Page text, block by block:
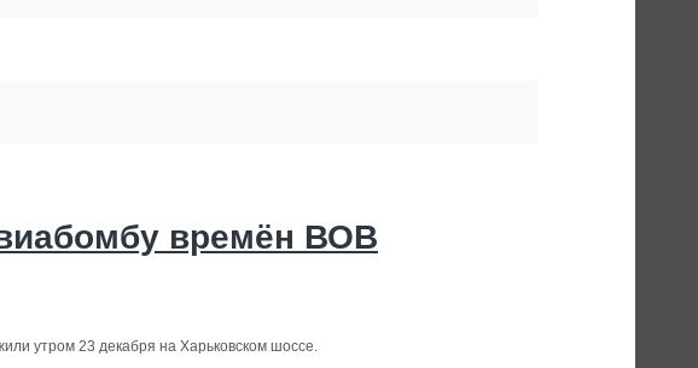
времён ВОВ
утром 23 декабря на Харьковском шоссе.